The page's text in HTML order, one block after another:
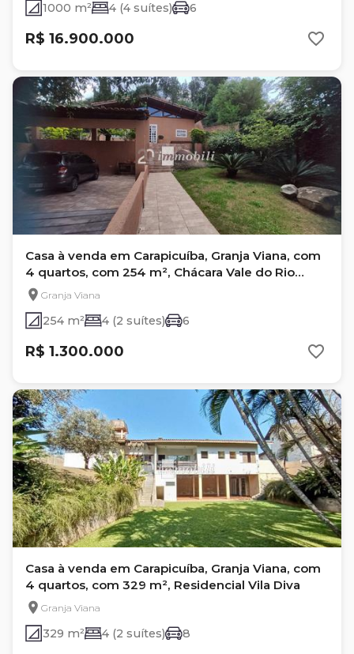
1000 m² 4 (4 suítes) 6
R$ 16.900.000
Casa à venda em Carapicuíba, Granja Viana, com
4 quartos, com 254 m², Chácara Vale do Rio
CotiaGranja Viana
254 m² 4 (2 suítes) 6
R$ 1.300.000
Casa à venda em Carapicuíba, Granja Viana, com
4 quartos, com 329 m², Residencial Vila Diva
Granja Viana
329 m² 4 (2 suítes) 8